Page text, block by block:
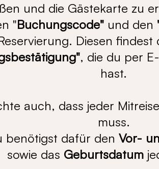
und die Gästekarte zu
"Buchungscode"und den
Diesen findest
, die du per
hast.
auch, dass jeder
muss.
benötigst dafür den Vor-
sowie das Geburtsdatum